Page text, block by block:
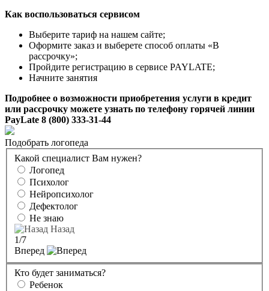
Как воспользоваться сервисом
Выберите тариф на нашем сайте;
Оформите заказ и выберете способ оплаты «В
рассрочку»;
Пройдите регистрацию в сервисе PAYLATE;
Начните занятия
Подробнее о возможности приобретения услуги в кредит
или рассрочку можете узнать по телефону горячей линии
PayLate 8 (800) 333-31-44
Подобрать логопеда
Какой специалист Вам нужен?
Логопед
Психолог
Нейропсихолог
Дефектолог
Не знаю
Назад
1/7
Вперед
Кто будет заниматься?
Ребенок